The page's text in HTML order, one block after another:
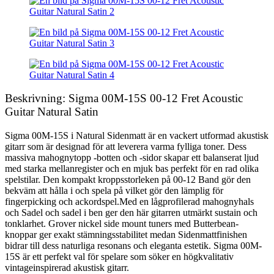
Beskrivning: Sigma 00M-15S 00-12 Fret Acoustic
Guitar Natural Satin
Sigma 00M-15S i Natural Sidenmatt är en vackert utformad akustisk
gitarr som är designad för att leverera varma fylliga toner. Dess
massiva mahognytopp -botten och -sidor skapar ett balanserat ljud
med starka mellanregister och en mjuk bas perfekt för en rad olika
spelstilar. Den kompakt kroppsstorleken på 00-12 Band gör den
bekväm att hålla i och spela på vilket gör den lämplig för
fingerpicking och ackordspel.Med en lågprofilerad mahognyhals
och Sadel och sadel i ben ger den här gitarren utmärkt sustain och
tonklarhet. Grover nickel side mount tuners med Butterbean-
knoppar ger exakt stämningsstabilitet medan Sidenmattfinishen
bidrar till dess naturliga resonans och eleganta estetik. Sigma 00M-
15S är ett perfekt val för spelare som söker en högkvalitativ
vintageinspirerad akustisk gitarr.